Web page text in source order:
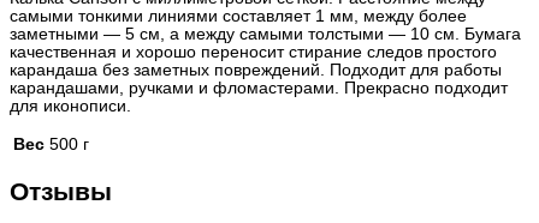
самыми тонкими линиями составляет 1 мм, между более
заметными — 5 см, а между самыми толстыми — 10 см. Бумага
качественная и хорошо переносит стирание следов простого
карандаша без заметных повреждений. Подходит для работы
карандашами, ручками и фломастерами. Прекрасно подходит
для иконописи.
Вес 500 г
Отзывы